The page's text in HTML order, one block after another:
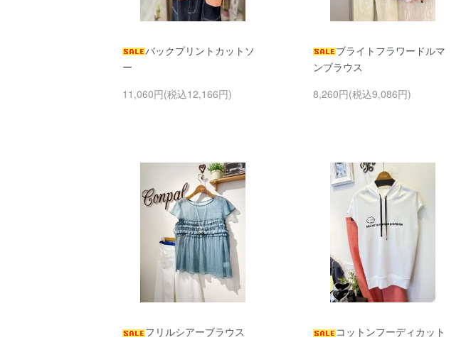
バックプリントカットソ
ー
11,060円(税込12,166円)
ブライトフラワードルマ
ンブラウス
8,260円(税込9,086円)
フリルシアーブラウス
コットンフーディカット